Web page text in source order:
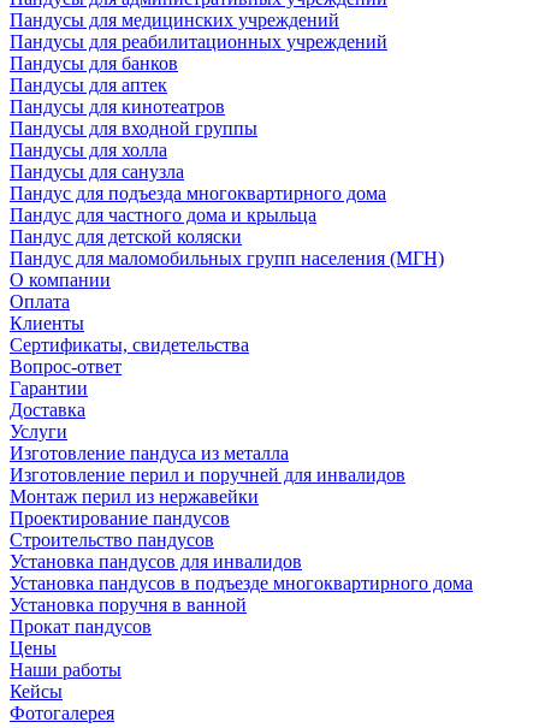
Пандусы для медицинских учреждений
Пандусы для реабилитационных учреждений
Пандусы для банков
Пандусы для аптек
Пандусы для кинотеатров
Пандусы для входной группы
Пандусы для холла
Пандусы для санузла
Пандус для подъезда многоквартирного дома
Пандус для частного дома и крыльца
Пандус для детской коляски
Пандус для маломобильных групп населения (МГН)
О компании
Оплата
Клиенты
Сертификаты, свидетельства
Вопрос-ответ
Гарантии
Доставка
Услуги
Изготовление пандуса из металла
Изготовление перил и поручней для инвалидов
Монтаж перил из нержавейки
Проектирование пандусов
Строительство пандусов
Установка пандусов для инвалидов
Установка пандусов в подъезде многоквартирного дома
Установка поручня в ванной
Прокат пандусов
Цены
Наши работы
Кейсы
Фотогалерея